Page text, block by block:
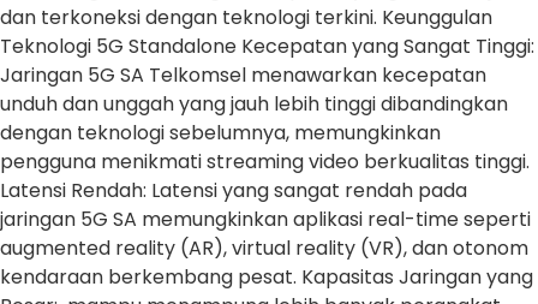
dan terkoneksi dengan teknologi terkini. Keunggulan
Teknologi 5G Standalone Kecepatan yang Sangat Tinggi:
Jaringan 5G SA Telkomsel menawarkan kecepatan
unduh dan unggah yang jauh lebih tinggi dibandingkan
dengan teknologi sebelumnya, memungkinkan
pengguna menikmati streaming video berkualitas tinggi.
Latensi Rendah: Latensi yang sangat rendah pada
jaringan 5G SA memungkinkan aplikasi real-time seperti
augmented reality (AR), virtual reality (VR), dan otonom
kendaraan berkembang pesat. Kapasitas Jaringan yang